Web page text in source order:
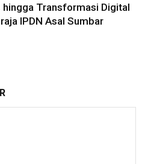
Transformasi Digital
IPDN Asal Sumbar